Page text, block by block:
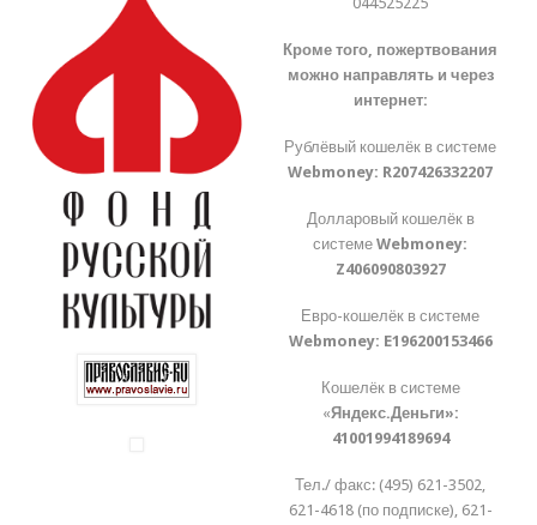
Кроме того, пожертвования
можно направлять и через
интернет:
Рублёвый кошелёк в системе
Webmoney: R207426332207
Долларовый кошелёк в
системеWebmoney:
Z406090803927
Евро-кошелёк в системе
Webmoney: E196200153466
Кошелёк в системе
«Яндекс.Деньги»:
41001994189694
Тел./ факс: (495) 621-3502,
621-4618 (по подписке), 621-